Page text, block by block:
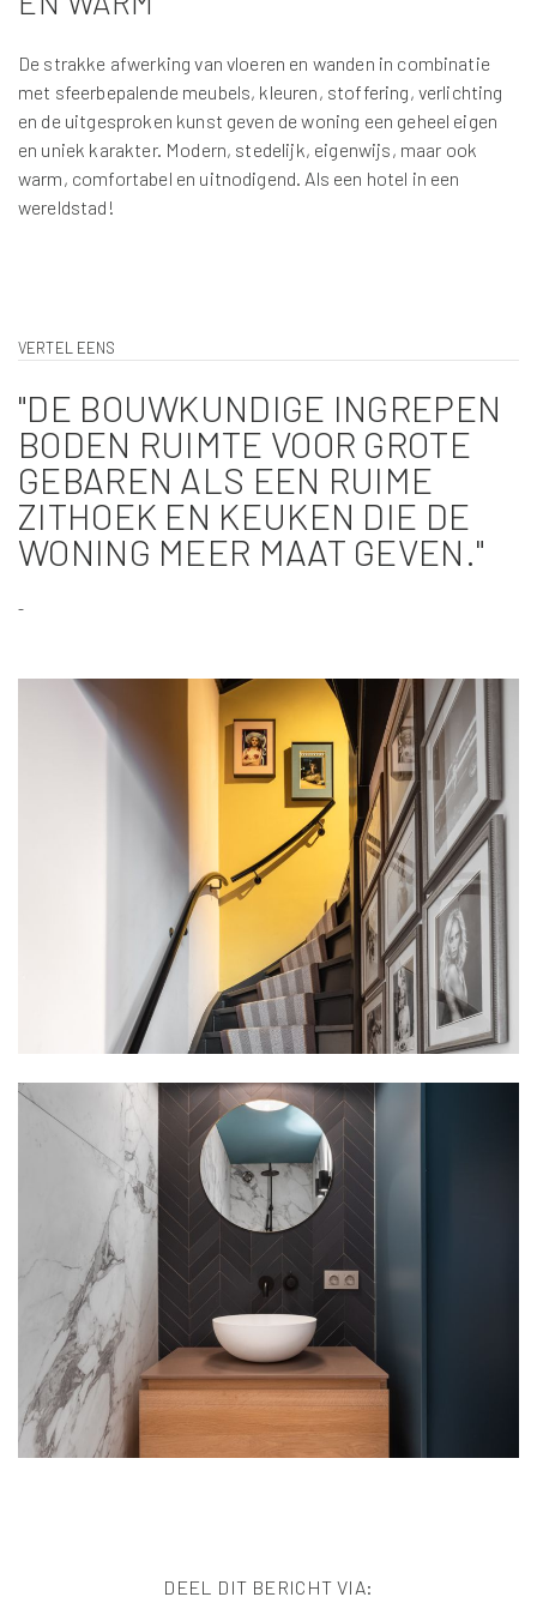
De strakke afwerking van vloeren en wanden in combinatie
met sfeerbepalende meubels, kleuren, stoffering, verlichting
en de uitgesproken kunst geven de woning een geheel eigen
en uniek karakter. Modern, stedelijk, eigenwijs, maar ook
warm, comfortabel en uitnodigend. Als een hotel in een
wereldstad!
VERTEL EENS
"DE BOUWKUNDIGE INGREPEN
BODEN RUIMTE VOOR GROTE
GEBAREN ALS EEN RUIME
ZITHOEK EN KEUKEN DIE DE
WONING MEER MAAT GEVEN."
-
DEEL DIT BERICHT VIA: